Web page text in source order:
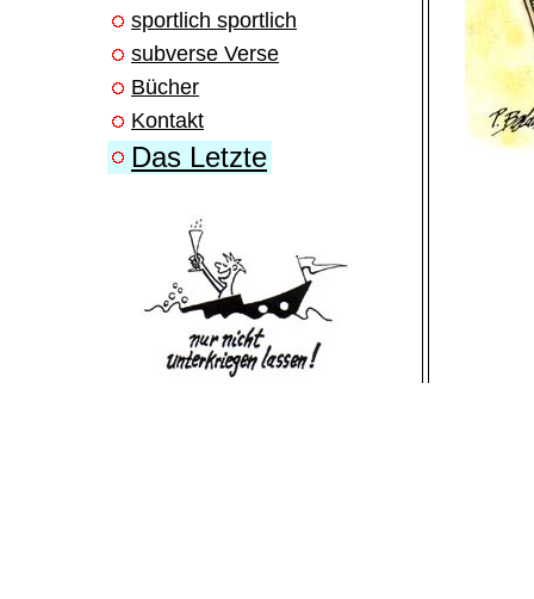
sportlich sportlich
subverse Verse
Bücher
Kontakt
Das Letzte